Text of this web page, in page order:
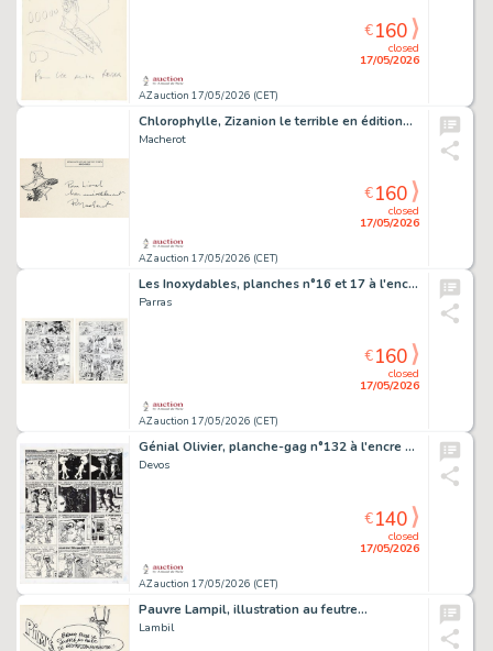
AZ auction 17/05/2026 (CET)
closed
17/05/2026
€160
Chlorophylle, Zizanion le terrible en édition…
Macherot
AZ auction 17/05/2026 (CET)
closed
17/05/2026
€160
Les Inoxydables, planches n°16 et 17 à l'encre…
Parras
AZ auction 17/05/2026 (CET)
closed
17/05/2026
€160
Génial Olivier, planche-gag n°132 à l'encre de…
Devos
AZ auction 17/05/2026 (CET)
closed
17/05/2026
€140
Pauvre Lampil, illustration au feutre…
Lambil